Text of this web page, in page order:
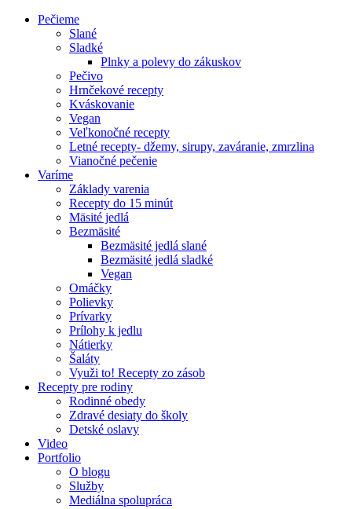
Pečieme
Slané
Sladké
Plnky a polevy do zákuskov
Pečivo
Hrnčekové recepty
Kváskovanie
Vegan
Veľkonočné recepty
Letné recepty- džemy, sirupy, zaváranie, zmrzlina
Vianočné pečenie
Varíme
Základy varenia
Recepty do 15 minút
Mäsité jedlá
Bezmäsité
Bezmäsité jedlá slané
Bezmäsité jedlá sladké
Vegan
Omáčky
Polievky
Prívarky
Prílohy k jedlu
Nátierky
Šaláty
Využi to! Recepty zo zásob
Recepty pre rodiny
Rodinné obedy
Zdravé desiaty do školy
Detské oslavy
Video
Portfolio
O blogu
Služby
Mediálna spolupráca